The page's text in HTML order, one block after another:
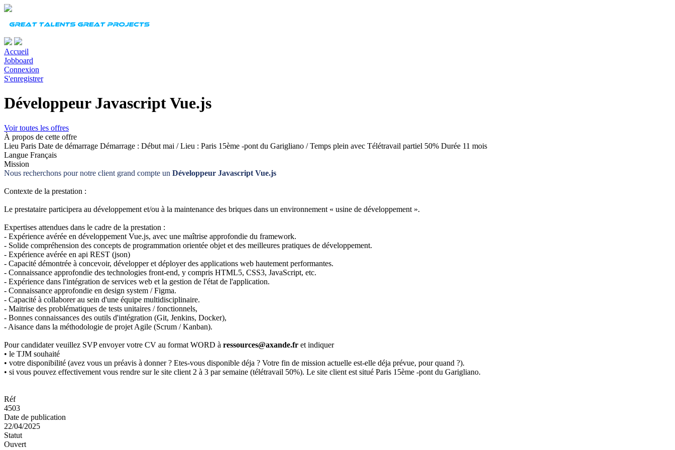
Accueil
Jobboard
Connexion
S'enregistrer
Développeur Javascript Vue.js
Voir toutes les offres
À propos de cette offre
Lieu Paris Date de démarrage Démarrage : Début mai / Lieu : Paris 15ème -pont du Garigliano / Temps plein avec Télétravail partiel 50% Durée 11 mois
Langue Français
Mission
Nous recherchons pour notre client grand compte un Développeur Javascript Vue.js
Contexte de la prestation :
Le prestataire participera au développement et/ou à la maintenance des briques dans un environnement « usine de développement ».
Expertises attendues dans le cadre de la prestation :
- Expérience avérée en développement Vue.js, avec une maîtrise approfondie du framework.
- Solide compréhension des concepts de programmation orientée objet et des meilleures pratiques de développement.
- Expérience avérée en api REST (json)
- Capacité démontrée à concevoir, développer et déployer des applications web hautement performantes.
- Connaissance approfondie des technologies front-end, y compris HTML5, CSS3, JavaScript, etc.
- Expérience dans l'intégration de services web et la gestion de l'état de l'application.
- Connaissance approfondie en design system / Figma.
- Capacité à collaborer au sein d'une équipe multidisciplinaire.
- Maitrise des problématiques de tests unitaires / fonctionnels,
- Bonnes connaissances des outils d'intégration (Git, Jenkins, Docker),
- Aisance dans la méthodologie de projet Agile (Scrum / Kanban).
Pour candidater veuillez SVP envoyer votre CV au format WORD à ressources@axande.fr et indiquer
• le TJM souhaité
• votre disponibilité (avez vous un préavis à donner ? Etes-vous disponible déja ? Votre fin de mission actuelle est-elle déja prévue, pour quand ?).
• si vous pouvez effectivement vous rendre sur le site client 2 à 3 par semaine (télétravail 50%). Le site client est situé Paris 15ème -pont du Garigliano.
Réf
4503
Date de publication
22/04/2025
Statut
Ouvert